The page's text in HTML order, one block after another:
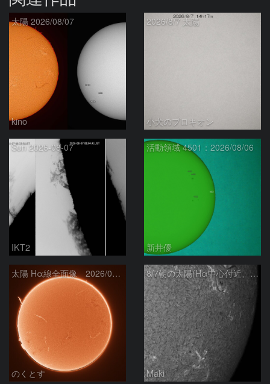
太陽 2026/08/07
kino
2026/8/7 太陽
小犬のプロキオン
Sun 2026-08-07
IKT2
活動領域 4501：2026/08/06
新井優
太陽 Hα線全面像 2026/08/07
のくとす
8/7朝の太陽(Hα中心付近、4498、4502付近)
Maki